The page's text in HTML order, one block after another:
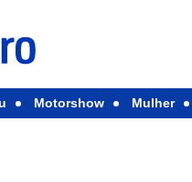
Motorshow Mulher